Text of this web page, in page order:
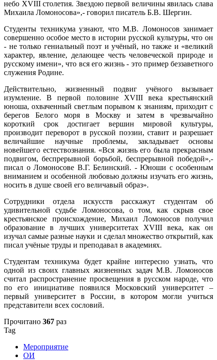
небо XVIII столетия. Звездою первой величины явилась слава
Михаила Ломоносова»,- говорил писатель Б.В. Шергин.
Студенты техникума узнают, что М.В. Ломоносов занимает
совершенно особое место в истории русской культуры, что он
- не только гениальный поэт и учёный, но также и «великий
характер, явление, делающее честь человеческой природе и
русскому имени», что вся его жизнь - это пример беззаветного
служения Родине.
Действительно, жизненный подвиг учёного вызывает
изумление. В первой половине XVIII века крестьянский
юноша, охваченный светлым порывом к знаниям, приходит с
берегов Белого моря в Москву и затем в чрезвычайно
короткий срок достигает вершин мировой культуры,
производит переворот в русской поэзии, ставит и разрешает
величайшие научные проблемы, закладывает основы
новейшего естествознания. «Вся жизнь его была прекрасным
подвигом, беспрерывной борьбой, беспрерывной победой»,-
писал о Ломоносове В.Г. Белинский. - Юноши с особенным
вниманием и особенной любовью должны изучать его жизнь,
носить в душе своей его величавый образ».
Сотрудники отдела искусств расскажут студентам об
удивительной судьбе Ломоносова, о том, как скрыв свое
крестьянское происхождение, Михаил Ломоносов получил
образование в лучших университетах XVIII века, как он
изучал самые разные науки и сделал множество открытий, как
писал учёные труды и преподавал в академиях.
Студентам техникума будет крайне интересно узнать, что
одной из своих главных жизненных задач М.В. Ломоносов
считал распространение просвещения в русском народе, что
по его инициативе появился Московский университет –
первый университет в России, в котором могли учиться
представители всех сословий.
Прочитано 367 раз
Tag
Мероприятие
ОИ